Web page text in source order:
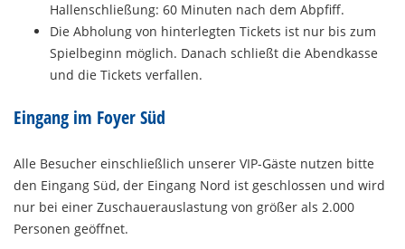
Hallenschließung: 60 Minuten nach dem Abpfiff.
Die Abholung von hinterlegten Tickets ist nur bis zum
Spielbeginn möglich. Danach schließt die Abendkasse
und die Tickets verfallen.
Eingang im Foyer Süd
Alle Besucher einschließlich unserer VIP-Gäste nutzen bitte
den Eingang Süd, der Eingang Nord ist geschlossen und wird
nur bei einer Zuschauerauslastung von größer als 2.000
Personen geöffnet.